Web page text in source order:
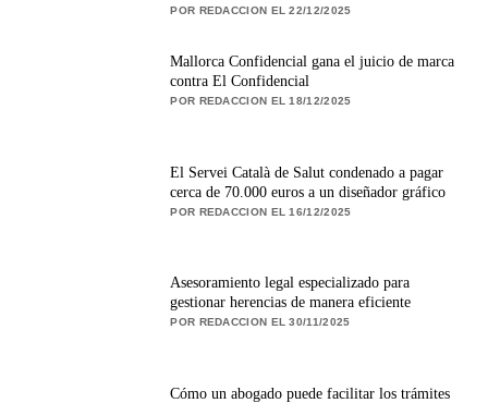
POR REDACCION EL 22/12/2025
Mallorca Confidencial gana el juicio de marca
contra El Confidencial
POR REDACCION EL 18/12/2025
El Servei Català de Salut condenado a pagar
cerca de 70.000 euros a un diseñador gráfico
POR REDACCION EL 16/12/2025
Asesoramiento legal especializado para
gestionar herencias de manera eficiente
POR REDACCION EL 30/11/2025
Cómo un abogado puede facilitar los trámites